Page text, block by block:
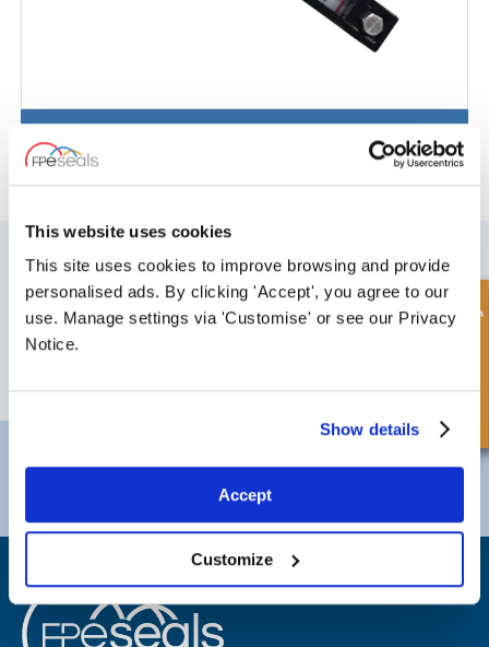
This website uses cookies
This site uses cookies to improve browsing and provide
personalised ads. By clicking 'Accept', you agree to our
use. Manage settings via 'Customise' or see our Privacy
Notice.
Show details
Accept
Customize
Niveauanzeiger
Vergessen Sie nicht, sich für unseren Newsletter anzumelden, um
Informationen über unsere neuesten Sonderangebote und Produkte zu
erhalten.
sales@fpeseals.com
Schnellanfrage